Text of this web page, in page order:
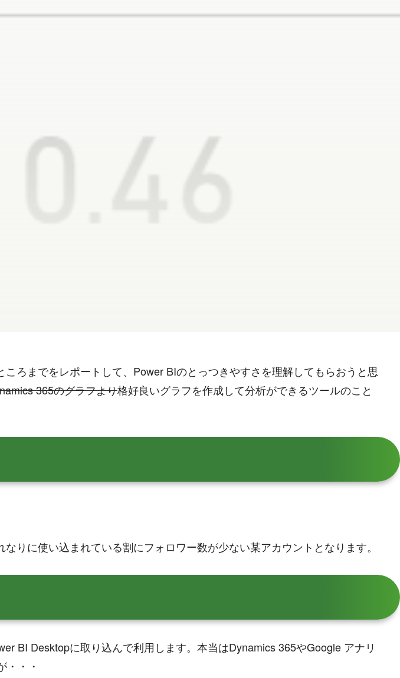
ろまでをレポートして、Power BIのとっつきやすさを理解してもらおうと思
365のグラフより格好良いグラフを作成して分析ができるツールのこと
りに使い込まれている割にフォロワー数が少ない某アカウントとなります。
BI Desktopに取り込んで利用します。本当はDynamics 365やGoogle アナリ
・・・